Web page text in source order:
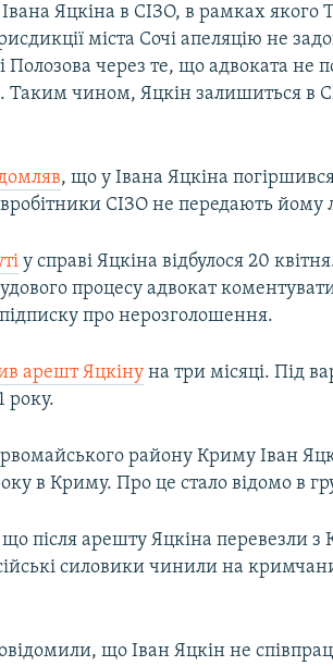
Яцкіна в СІЗО, в рамках якого
міста Сочі апеляцію не
Полозова через те, що адвоката не
Таким чином, Яцкін залишиться в
, що у Івана Яцкіна
СІЗО не передають йому
у справі Яцкіна відбулося 20
процесу адвокат
про нерозголошення.
арешт Яцкіну на три місяці. Під
року.
району Криму Іван
в Криму. Про це стало відомо в
після арешту Яцкіна перевезли з
силовики чинили на
що Іван Яцкін не